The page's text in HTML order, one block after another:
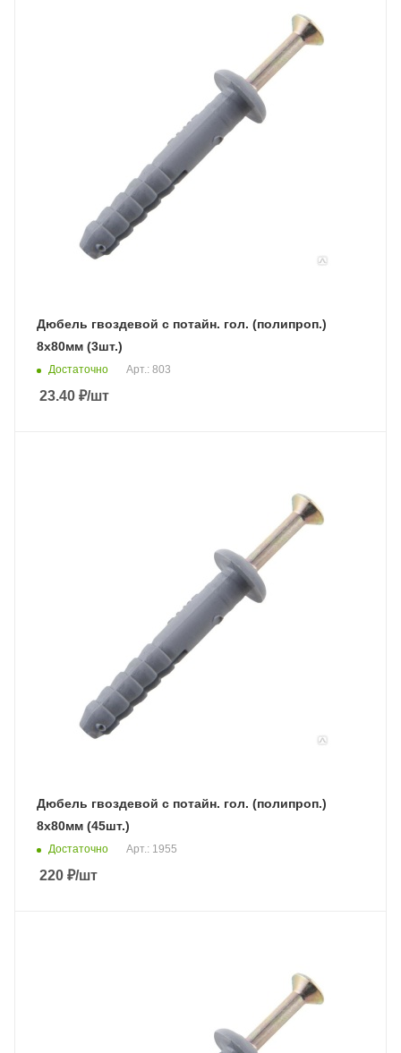
Дюбель гвоздевой с потайн. гол. (полипроп.)
8х80мм (3шт.)
Достаточно Арт.: 803
23.40 ₽/шт
Дюбель гвоздевой с потайн. гол. (полипроп.)
8х80мм (45шт.)
Достаточно Арт.: 1955
220 ₽/шт